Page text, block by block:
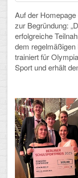
Schulalbum
SCHULLEBEN
Kollegium
Sekretariat
Ganztagsschule
Auf der
zur Begründung:
erfolgreiche
dem
trainiert für
Sport und erhält